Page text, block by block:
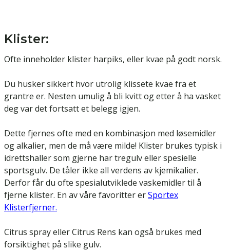
Klister:
Ofte inneholder klister harpiks, eller kvae på godt norsk.
Du husker sikkert hvor utrolig klissete kvae fra et
grantre er. Nesten umulig å bli kvitt og etter å ha vasket
deg var det fortsatt et belegg igjen.
Dette fjernes ofte med en kombinasjon med løsemidler
og alkalier, men de må være milde! Klister brukes typisk i
idrettshaller som gjerne har tregulv eller spesielle
sportsgulv. De tåler ikke all verdens av kjemikalier.
Derfor får du ofte spesialutviklede vaskemidler til å
fjerne klister. En av våre favoritter erSportex
Klisterfjerner.
Citrus spray eller Citrus Rens kan også brukes med
forsiktighet på slike gulv.